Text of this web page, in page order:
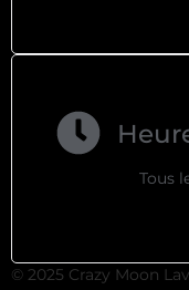
Tous
© 2025 Crazy Moon